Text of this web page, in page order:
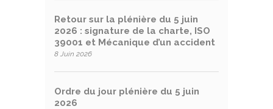
Retour sur la plénière du 5 juin
2026 : signature de la charte, ISO
39001 et Mécanique d’un accident
8 Juin 2026
Ordre du jour plénière du 5 juin
2026